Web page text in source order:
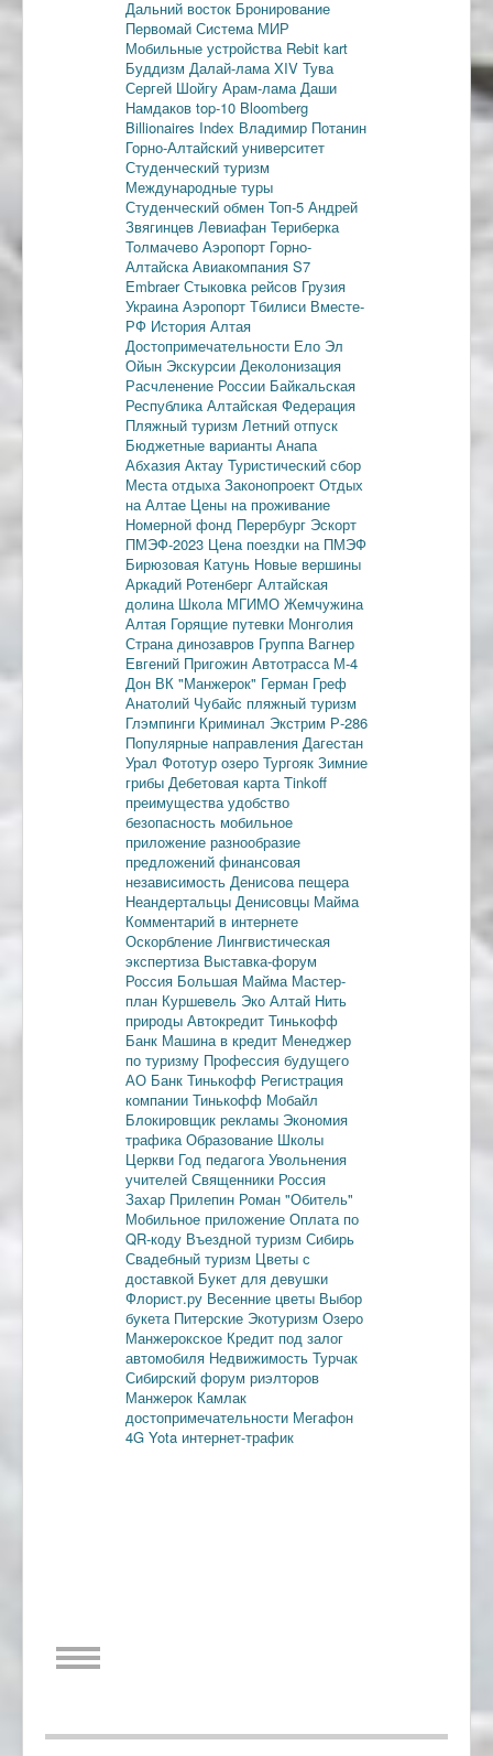
Дальний восток Бронирование
Первомай Система МИР
Мобильные устройства Rebit kart
Буддизм Далай-лама XIV Тува
Сергей Шойгу Арам-лама Даши
Намдаков top-10 Bloomberg
Billionaires Index Владимир Потанин
Горно-Алтайский университет
Студенческий туризм
Международные туры
Студенческий обмен Топ-5 Андрей
Звягинцев Левиафан Териберка
Толмачево Аэропорт Горно-
Алтайска Авиакомпания S7
EmbraerСтыковка рейсов Грузия
Украина Аэропорт Тбилиси Вместе-
РФ История Алтая
Достопримечательности Ело Эл
Ойын Экскурсии Деколонизация
Расчленение России Байкальская
Республика Алтайская Федерация
Пляжный туризм Летний отпуск
Бюджетные варианты Анапа
Абхазия Актау Туристический сбор
Места отдыха Законопроект Отдых
на Алтае Цены на проживание
Номерной фонд Перербург Эскорт
ПМЭФ-2023 Цена поездки на ПМЭФ
Бирюзовая Катунь Новые вершины
Аркадий Ротенберг Алтайская
долина Школа МГИМО Жемчужина
Алтая Горящие путевки Монголия
Страна динозавров Группа Вагнер
Евгений Пригожин Автотрасса М-4
Дон ВК "Манжерок" Герман Греф
Анатолий Чубайс пляжный туризм
Глэмпинги Криминал Экстрим Р-286
Популярные направления Дагестан
Урал Фототур озеро Тургояк Зимние
грибы Дебетовая карта Tinkoff
преимущества удобство
безопасность мобильное
приложение разнообразие
предложений финансовая
независимость Денисова пещера
Неандертальцы Денисовцы Майма
Комментарий в интернете
Оскорбление Лингвистическая
экспертиза Выставка-форум
Россия Большая Майма Мастер-
план Куршевель Эко Алтай Нить
природы Автокредит Тинькофф
Банк Машина в кредит Менеджер
по туризму Профессия будущего
АО Банк Тинькофф Регистрация
компании Тинькофф Мобайл
Блокировщик рекламы Экономия
трафика Образование Школы
Церкви Год педагога Увольнения
учителей Священники Россия
Захар Прилепин Роман "Обитель"
Мобильное приложение Оплата по
QR-коду Въездной туризм Сибирь
Свадебный туризм Цветы с
доставкой Букет для девушки
Флорист.ру Весенние цветы Выбор
букета Питерские Экотуризм Озеро
Манжерокское Кредит под залог
автомобиля Недвижимость Турчак
Сибирский форум риэлторов
Манжерок Камлак
достопримечательности Мегафон
4G Yota интернет-трафик